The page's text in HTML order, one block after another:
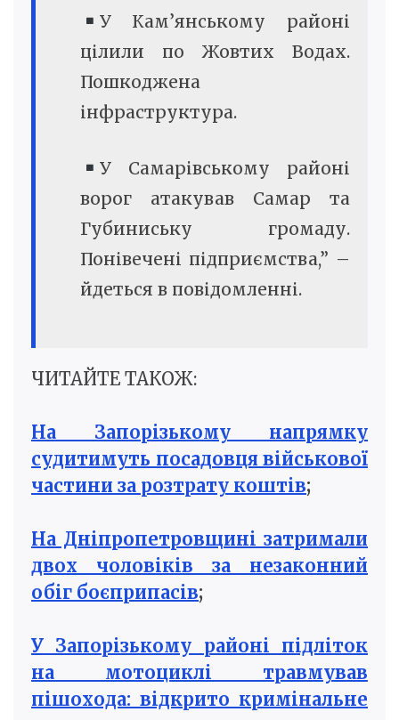
У Кам’янському районі
цілили по Жовтих Водах.
Пошкоджена
інфраструктура.
У Самарівському районі
ворог атакував Самар та
Губиниську громаду.
Понівечені підприємства,” –
йдеться в повідомленні.
ЧИТАЙТЕ ТАКОЖ:
На Запорізькому напрямку
судитимуть посадовця військової
частини за розтрату коштів;
На Дніпропетровщині затримали
двох чоловіків за незаконний
обіг боєприпасів;
У Запорізькому районі підліток
на мотоциклі травмував
пішохода: відкрито кримінальне